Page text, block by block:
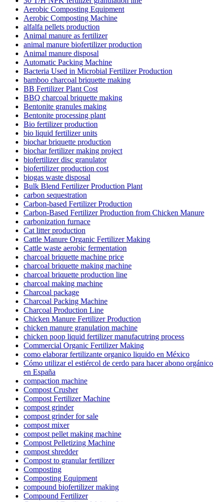
Aerobic Composting Equipment
Aerobic Composting Machine
alfalfa pellets production
Animal manure as fertilizer
animal manure biofertilizer production
Animal manure disposal
Automatic Packing Machine
Bacteria Used in Microbial Fertilizer Production
bamboo charcoal briquette making
BB Fertilizer Plant Cost
BBQ charcoal briquette making
Bentonite granules making
Bentonite processing plant
Bio fertilizer production
bio liquid fertilizer units
biochar briquette production
biochar fertilizer making project
biofertilizer disc granulator
biofertilizer production cost
biogas waste disposal
Bulk Blend Fertilizer Production Plant
carbon sequestration
Carbon-based Fertilizer Production
Carbon-Based Fertilizer Production from Chicken Manure
carbonization furnace
Cat litter production
Cattle Manure Organic Fertilizer Making
Cattle waste aerobic fermentation
charcoal briquette machine price
charcoal briquette making machine
charcoal briquette production line
charcoal making machine
Charcoal package
Charcoal Packing Machine
Charcoal Production Line
Chicken Manure Fertilizer Production
chicken manure granulation machine
chicken poop liquid fertilizer manufacutring process
Commercial Organic Fertilizer Making
como elaborar fertilizante organico liquido en México
Cómo utilizar el estiércol de cerdo para hacer abono orgánico
en España
compaction machine
Compost Crusher
Compost Fertilizer Machine
compost grinder
compost grinder for sale
compost mixer
compost pellet making machine
Compost Pelletizing Machine
compost shredder
Compost to granular fertilizer
Composting
Composting Equipment
compound biofertilizer making
Compound Fertilizer